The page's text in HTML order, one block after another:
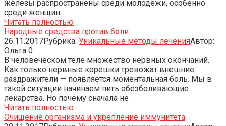
железы распространены среди молодежи, особенно
среди женщин
Читать полностью
Народные средства против боли
26.11.2017Рубрика: Уникальные методы леченияАвтор:
Ольга 0
В человеческом теле множество нервных окончаний.
Как только нервные корешки тревожат внешние
раздражители — появляется моментальная боль. Мы в
такой ситуации начинаем пить обезболивающие
лекарства. Но почему сначала не
Читать полностью
Очищение организма и укрепление иммунитета